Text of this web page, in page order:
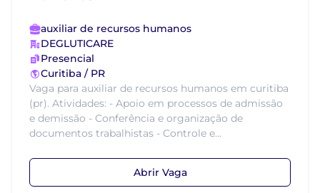
auxiliar de recursos humanos
DEGLUTICARE
Presencial
Curitiba / PR
Vaga para auxiliar de recursos humanos em curitiba
(pr). Atividades: - Apoio em processos de admissão
e demissão - Conferência e organização de
documentos trabalhistas - Controle e...
Abrir Vaga